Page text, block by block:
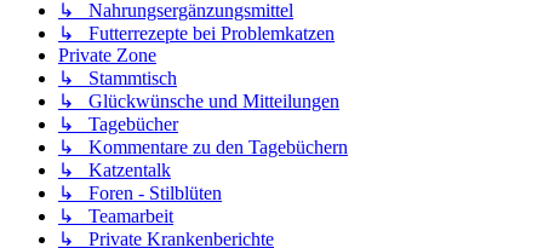
↳ Nahrungsergänzungsmittel
↳ Futterrezepte bei Problemkatzen
Private Zone
↳ Stammtisch
↳ Glückwünsche und Mitteilungen
↳ Tagebücher
↳ Kommentare zu den Tagebüchern
↳ Katzentalk
↳ Foren - Stilblüten
↳ Teamarbeit
↳ Private Krankenberichte